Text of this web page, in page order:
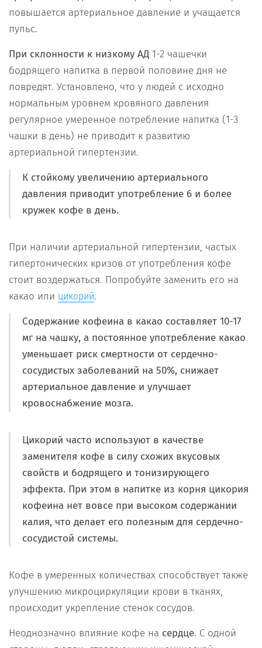
повышается артериальное давление и учащается
пульс.
При склонности к низкому АД 1-2 чашечки
бодрящего напитка в первой половине дня не
повредят. Установлено, что у людей с исходно
нормальным уровнем кровяного давления
регулярное умеренное потребление напитка (1-3
чашки в день) не приводит к развитию
артериальной гипертензии.
К стойкому увеличению артериального
давления приводит употребление 6 и более
кружек кофе в день.
При наличии артериальной гипертензии, частых
гипертонических кризов от употребления кофе
стоит воздержаться. Попробуйте заменить его на
какао или цикорий.
Содержание кофеина в какао составляет 10-17
мг на чашку, а постоянное употребление какао
уменьшает риск смертности от сердечно-
сосудистых заболеваний на 50%, снижает
артериальное давление и улучшает
кровоснабжение мозга.
Цикорий часто используют в качестве
заменителя кофе в силу схожих вкусовых
свойств и бодрящего и тонизирующего
эффекта. При этом в напитке из корня цикория
кофеина нет вовсе при высоком содержании
калия, что делает его полезным для сердечно-
сосудистой системы.
Кофе в умеренных количествах способствует также
улучшению микроциркуляции крови в тканях,
происходит укрепление стенок сосудов.
Неоднозначно влияние кофе на сердце. С одной